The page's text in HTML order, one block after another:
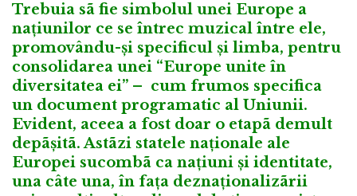
Trebuia sã fie simbolul unei Europe a
națiunilor ce se întrec muzical între ele,
promovându-și specificul și limba, pentru
consolidarea unei “Europe unite în
diversitatea ei” – cum frumos specifica
un document programatic al Uniunii.
Evident, aceea a fost doar o etapã demult
depãșitã. Astãzi statele naționale ale
Europei sucombã ca națiuni și identitate,
una câte una, în fața deznaționalizãrii